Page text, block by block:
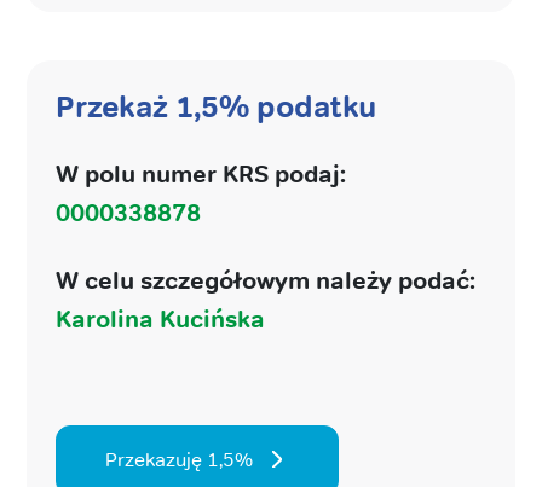
Przekaż 1,5% podatku
W polu numer KRS podaj:
0000338878
W celu szczegółowym należy podać:
Karolina Kucińska
Przekazuję 1,5%